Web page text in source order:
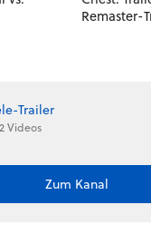
Remaster-
Trailer
Videos
Zum Kanal